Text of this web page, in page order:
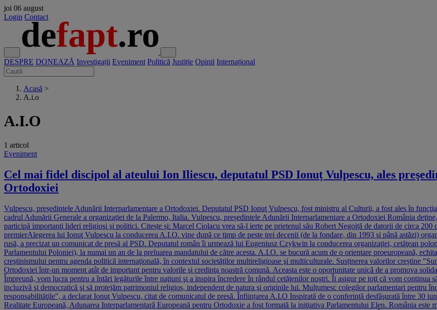
joi 06 august
Login Contact
DESPRE DONEAZĂ Investigații Eveniment Politică Justiție Opinii Internațional
Acasă >
A.i.o
A.I.O
1 articol
Eveniment
Cel mai fidel discipol al ateului Ion Iliescu, deputatul PSD Ionuț Vulpescu, ales
Ortodoxiei
Vulpescu, președintele Adunării Interparlamentare a Ortodoxiei. Deputatul PSD Ionuţ Vulpescu, fost ministru al Culturii, a fost ales în
cadrul Adunării Generale a organizaţiei de la Palermo, Italia. Vulpescu, președintele Adunării Interparlamentare a Ortodoxiei România
participă importanţi lideri religioşi şi politici. Citește și: Marcel Ciolacu vrea să-l ierte pe prietenul său Robert Negoiță de datorii de circa 200
premierAlegerea lui Ionuţ Vulpescu la conducerea A.I.O. vine după ce timp de peste trei decenii (de la fondare, din 1993 şi până astăzi)
rusă, a precizat un comunicat de presă al PSD. Deputatul român îi urmează lui Eugeniusz Czykwin la conducerea organizaţiei, cetăţean
Parlamentului Poloniei), la numai un an de la preluarea mandatului de către acesta. A.I.O. se bucură acum de o orientare proeuropeană,
creştinismului pentru agenda politică internaţională, în contextul societăţilor multireligioase şi multiculturale. Susținerea valorilor creștine
Ortodoxiei într-un moment atât de important pentru valorile şi credinţa noastră comună. Aceasta este o oportunitate unică de a promova
Împreună, vom lucra pentru a întări legăturile între naţiuni şi a inspira încredere în rândul cetăţenilor noştri. Îi asigur pe toţi că vom continua
incluzivă şi democratică şi să protejăm patrimoniul religios, independent de natura şi originile lui. Mulţumesc colegilor parlamentari pentru
responsabilităţile", a declarat Ionuţ Vulpescu, citat de comunicatul de presă. Înființarea A.I.O Inspirată de o conferinţă desfăşurată între 30
Realitate Europeană, Adunarea Interparlamentară Europeană pentru Ortodoxie a fost formată la iniţiativa Parlamentului Elen. România